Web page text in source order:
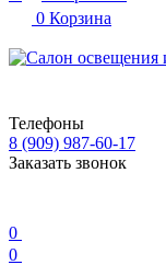
0 Корзина
Телефоны
8 (909) 987-60-17
Заказать звонок
0
0